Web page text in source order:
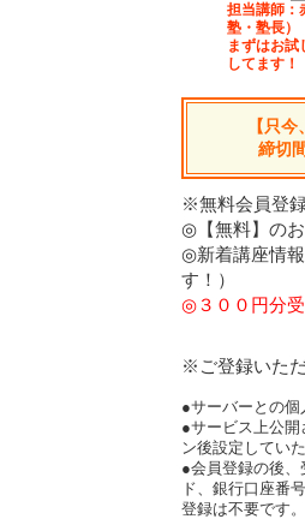
担当講師：
塾・塾長）
まずはお試
してます！
【只
締切
※無料会員登
◎【無料】の
◎新着講座情
す！）
◎３００円分
※ご登録いた
●サーバーとの個
●サービス上公
ン後設定してい
●会員登録の後
ド、銀行口座番
登録は不要です。